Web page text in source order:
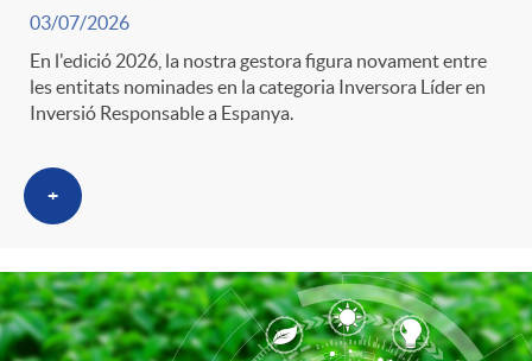
03/07/2026
En l'edició 2026, la nostra gestora figura novament entre
les entitats nominades en la categoria Inversora Líder en
Inversió Responsable a Espanya.
+